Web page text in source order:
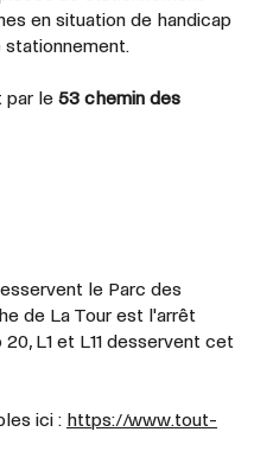
en situation de handicap
stationnement.
par le 53 chemin des
le Parc des
de La Tour est l'arrêt
L1 et L11 desservent cet
ici : https://www.tout-